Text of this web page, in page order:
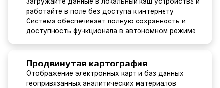
работайте в поле без доступа к интернету
Система обеспечивает полную сохранность и
доступность функционала в автономном режиме
Продвинутая картография
Отображение электронных карт и баз данных
геопривязанных аналитических материалов